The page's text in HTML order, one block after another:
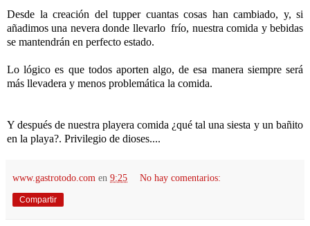
Desde la creación del tupper cuantas cosas han cambiado, y, si
añadimos una nevera donde llevarlo frío, nuestra comida y bebidas
se mantendrán en perfecto estado.
Lo lógico es que todos aporten algo, de esa manera siempre será
más llevadera y menos problemática la comida.
Y después de nuestra playera comida ¿qué tal una siesta y un bañito
en la playa?. Privilegio de dioses....
www.gastrotodo.com en 9:25 No hay comentarios:
Compartir